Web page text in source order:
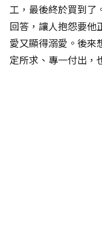
工，最後終於買到了
回答，讓人抱怨要他
愛又顯得溺愛。後來
定所求、專一付出，